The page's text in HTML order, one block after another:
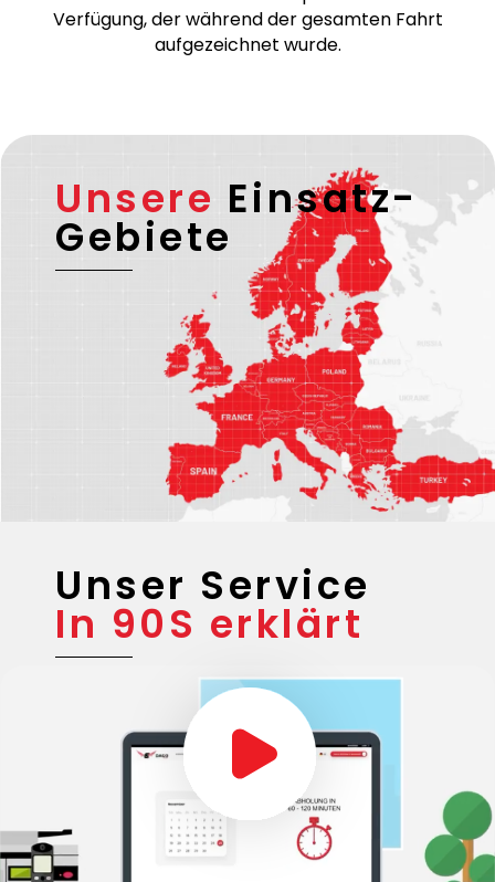
– falls erforderlich – eine ADR-Lizenz verfügen.
UnsereEinsatz-
Gebiete
Unser Service
In 90S erklärt